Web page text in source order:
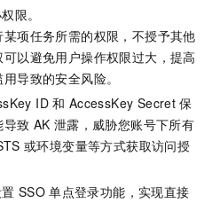
限。
项任务所需的权限，不授予其他
以避免用户操作权限过大，提高
导致的安全风险。
ID 和 AccessKey Secret 保
导致 AK 泄露，威胁您账号下所有
或环境变量等方式获取访问授
SSO 单点登录功能，实现直接